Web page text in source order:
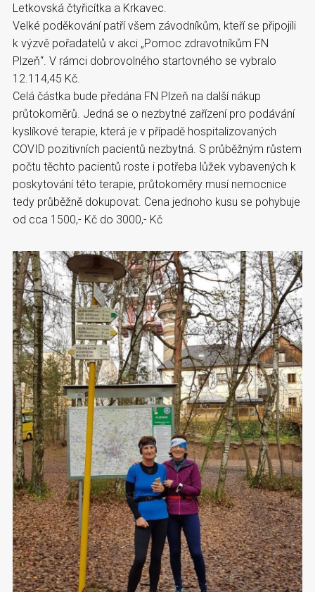
Letkovská čtyřicítka a Krkavec.
Velké poděkování patří všem závodníkům, kteří se připojili
k výzvě pořadatelů v akci „Pomoc zdravotníkům FN
Plzeň“. V rámci dobrovolného startovného se vybralo
12.114,45 Kč.
Celá částka bude předána FN Plzeň na další nákup
průtokoměrů. Jedná se o nezbytné zařízení pro podávání
kyslíkové terapie, která je v případě hospitalizovaných
COVID pozitivních pacientů nezbytná. S průběžným růstem
počtu těchto pacientů roste i potřeba lůžek vybavených k
poskytování této terapie, průtokoměry musí nemocnice
tedy průběžně dokupovat. Cena jednoho kusu se pohybuje
od cca 1500,- Kč do 3000,- Kč